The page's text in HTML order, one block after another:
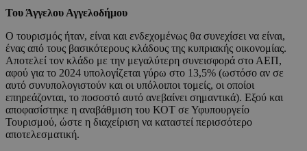
Του Άγγελου Αγγελοδήμου
Ο τουρισμός ήταν, είναι και ενδεχομένως θα συνεχίσει να είναι,
ένας από τους βασικότερους κλάδους της κυπριακής οικονομίας.
Αποτελεί τον κλάδο με την μεγαλύτερη συνεισφορά στο ΑΕΠ,
αφού για το 2024 υπολογίζεται γύρω στο 13,5% (ωστόσο αν σε
αυτό συνυπολογιστούν και οι υπόλοιποι τομείς, οι οποίοι
επηρεάζονται, το ποσοστό αυτό ανεβαίνει σημαντικά). Εξού και
αποφασίστηκε η αναβάθμιση του ΚΟΤ σε Υφυπουργείο
Τουρισμού, ώστε η διαχείριση να καταστεί περισσότερο
αποτελεσματική.